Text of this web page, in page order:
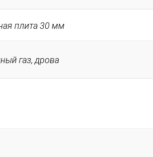
плита 30 мм
газ, дрова